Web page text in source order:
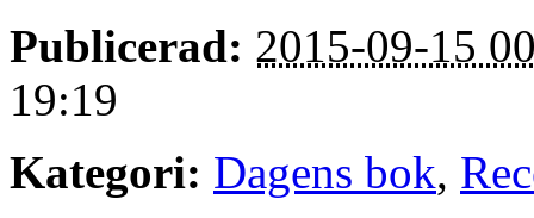
Publicerad: 2015-09-15
19:19
Kategori: Dagens bok,